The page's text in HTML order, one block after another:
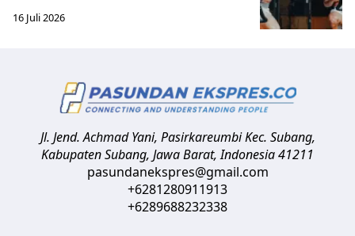
16 Juli 2026
Jl. Jend. Achmad Yani, Pasirkareumbi Kec. Subang,
Kabupaten Subang, Jawa Barat,Indonesia41211
pasundanekspres@gmail.com
+6281280911913
+6289688232338